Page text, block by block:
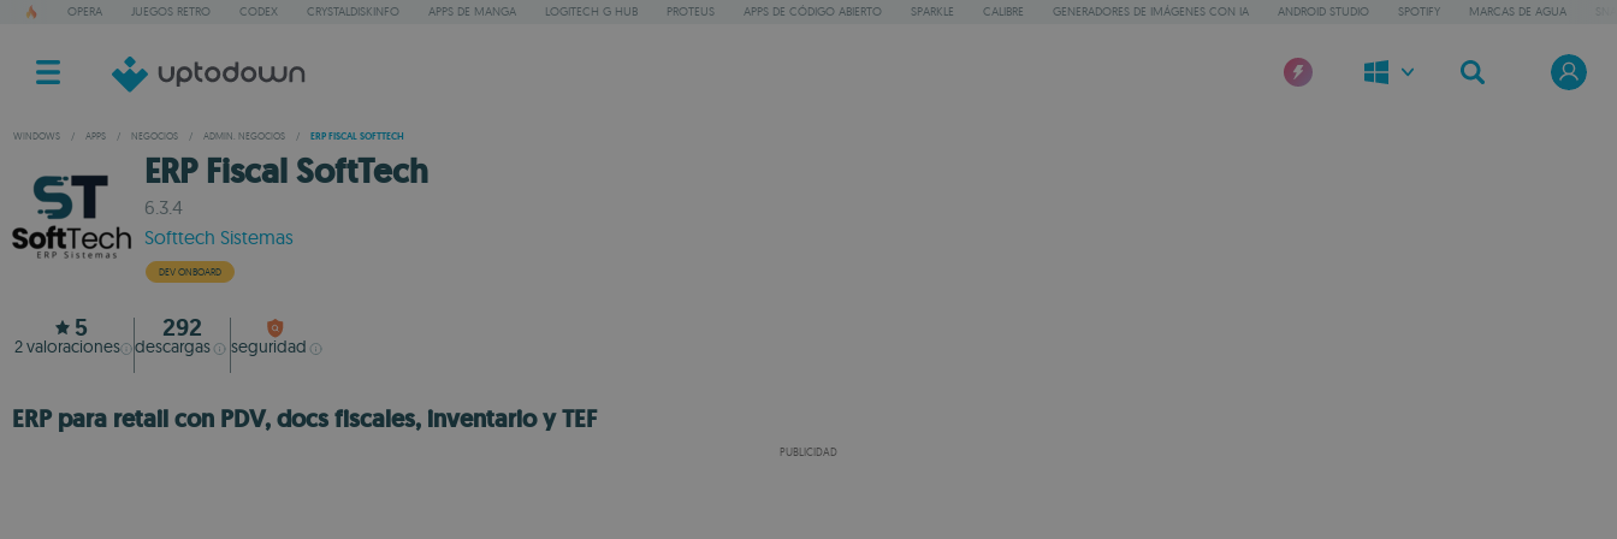
OPERA JUEGOS RETRO CODEX CRYSTALDISKINFO APPS DE MANGA LOGITECH G HUB PROTEUS APPS DE CÓDIGO ABIERTO SPARKLE CALIBRE GENERADORES DE IMÁGENES CON IA ANDROID STUDIO SPOTIFY MARCAS DE AGUA
WINDOWS / APPS / NEGOCIOS / ADMIN. NEGOCIOS / ERP FISCAL SOFTTECH
ERP Fiscal SoftTech
6.3.4
Softtech Sistemas
DEV ONBOARD
5
2valoraciones
292
descargas seguridad
ERP para retail con PDV, docs fiscales, inventario y TEF
PUBLICIDAD